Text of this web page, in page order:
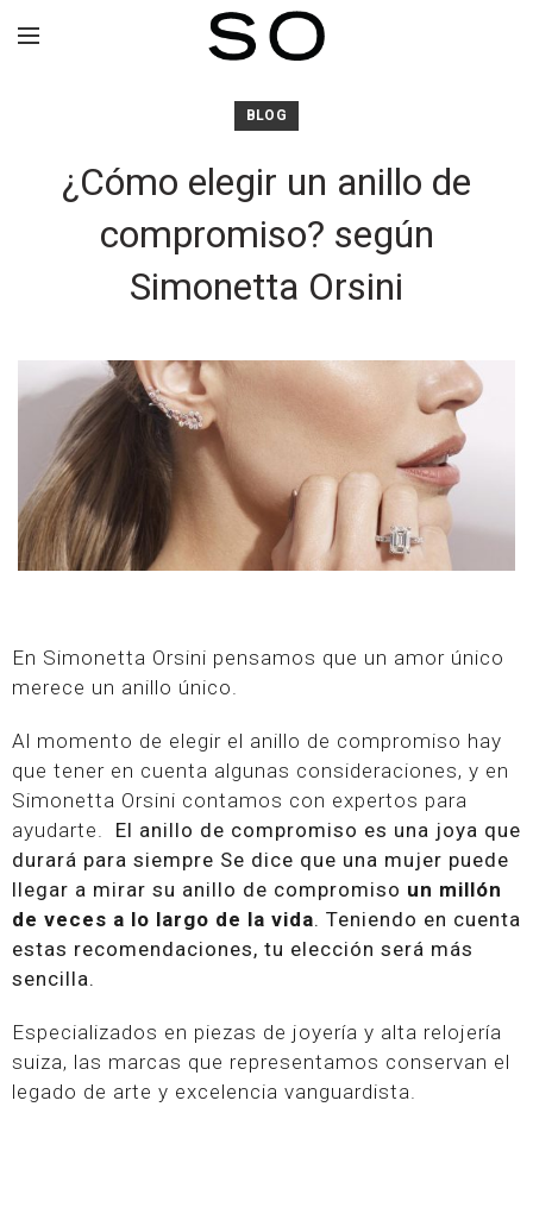
BLOG
¿Cómo elegir un anillo de
compromiso? según
Simonetta Orsini
En Simonetta Orsini pensamos que un amor único
merece un anillo único.
Al momento de elegir el anillo de compromiso hay
que tener en cuenta algunas consideraciones, y en
Simonetta Orsini contamos con expertos para
ayudarte. El anillo de compromiso es una joya que
durará para siempre Se dice que una mujer puede
llegar a mirar su anillo de compromiso un millón
de veces a lo largo de la vida. Teniendo en cuenta
estas recomendaciones, tu elección será más
sencilla.
Especializados en piezas de joyería y alta relojería
suiza, las marcas que representamos conservan el
legado de arte y excelencia vanguardista.